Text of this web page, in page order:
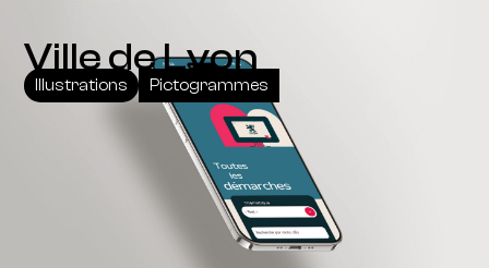
Ville de Lyon
Illustrations Pictogrammes